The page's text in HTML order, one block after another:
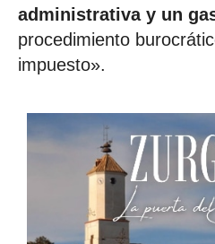
administrativa y un
procedimiento
impuesto».